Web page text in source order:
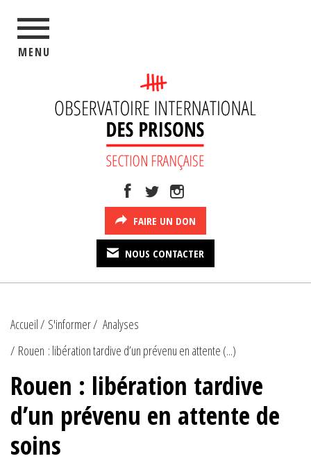
MENU
FAIRE UN DON
NOUS CONTACTER
Accueil S'informer
Analyses
Rouen : libération tardive d’un prévenu en attente (...)
Rouen : libération tardive
d’un prévenu en attente de
soins